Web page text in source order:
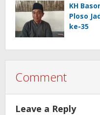
KH
Ploso
ke-35
Comment
Leave a Reply